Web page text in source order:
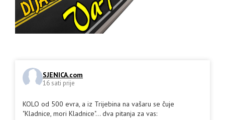
SJENICA.com
16 sati prije
KOLO od 500 evra, a iz Trijebina na vašaru se čuje
"Kladnice, mori Kladnice"... dva pitanja za vas: